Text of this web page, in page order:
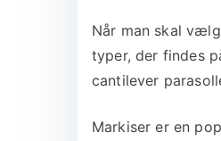
Når man skal
typer, der findes
cantilever
Markiser er en